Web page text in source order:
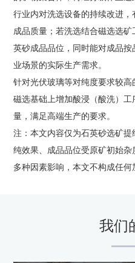
行业内对洗选设备的持续改进
成品质量；若洗选结合磁选选
英砂成品品位，同时能对成品
业场景的实际生产需求。
针对光伏玻璃等对纯度要求较高
磁选基础上增加酸浸（酸洗）
量，满足高端生产的要求。
注：本文内容仅为石英砂选矿
纯效果、成品品位受原矿初始
多种因素影响，本文不构成任何
我们